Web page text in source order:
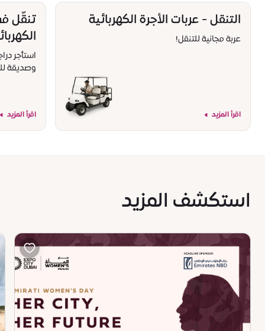
التنقل - عربات الأجرة الكهربائية
عربة مجانية للتنقل!
اقرأ المزيد
تنقّل
استأجر
وصديقة
اقرأ المزيد
استكشف المزيد